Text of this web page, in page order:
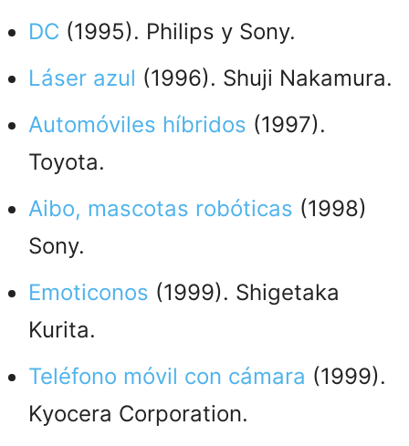
DC (1995). Philips y Sony.
Láser azul (1996). Shuji Nakamura.
Automóviles híbridos (1997).
Toyota.
Aibo, mascotas robóticas (1998)
Sony.
Emoticonos (1999). Shigetaka
Kurita.
Teléfono móvil con cámara (1999).
Kyocera Corporation.